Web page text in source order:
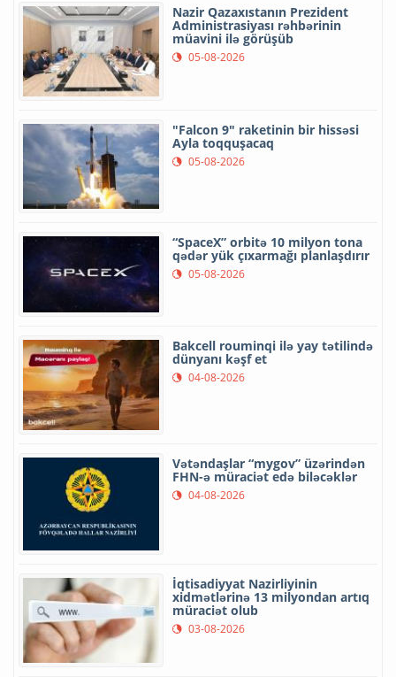
Nazir Qazaxıstanın Prezident
Administrasiyası rəhbərinin
müavini ilə görüşüb
05-08-2026
"Falcon 9" raketinin bir hissəsi
Ayla toqquşacaq
05-08-2026
“SpaceX” orbitə 10 milyon tona
qədər yük çıxarmağı planlaşdırır
05-08-2026
Bakcell rouminqi ilə yay tətilində
dünyanı kəşf et
04-08-2026
Vətəndaşlar “mygov” üzərindən
FHN-ə müraciət edə biləcəklər
04-08-2026
İqtisadiyyat Nazirliyinin
xidmətlərinə 13 milyondan artıq
müraciət olub
03-08-2026